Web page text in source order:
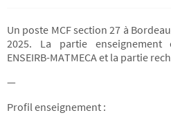
Un poste MCF section 27 à
2025. La partie enseignement
ENSEIRB-MATMECA et la partie
—
Profil enseignement :